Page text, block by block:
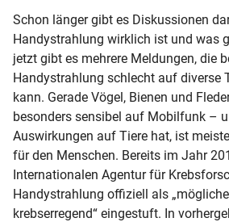
Schon länger gibt es Diskussionen
Handystrahlung wirklich ist und was
jetzt gibt es mehrere Meldungen, die
Handystrahlung schlecht auf diverse
kann. Gerade Vögel, Bienen und
besonders sensibel auf Mobilfunk –
Auswirkungen auf Tiere hat, ist
für den Menschen. Bereits im Jahr
Internationalen Agentur für
Handystrahlung offiziell als
krebserregend“ eingestuft. In